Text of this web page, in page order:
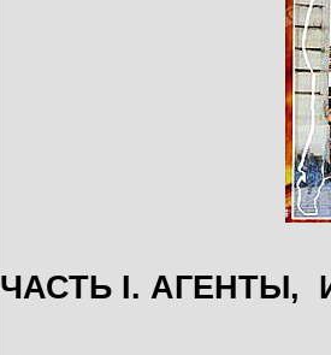
ЧАСТЬ I. АГЕНТЫ,